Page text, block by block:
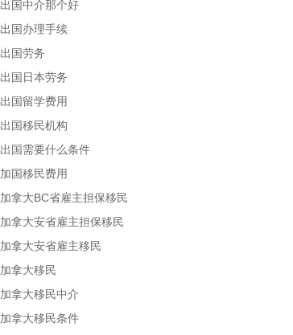
出国中介那个好
出国办理手续
出国劳务
出国日本劳务
出国留学费用
出国移民机构
出国需要什么条件
加国移民费用
加拿大BC省雇主担保移民
加拿大安省雇主担保移民
加拿大安省雇主移民
加拿大移民
加拿大移民中介
加拿大移民条件